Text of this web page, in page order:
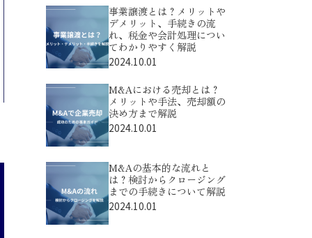
事業譲渡とは？メリットや
デメリット、手続きの流
れ、税金や会計処理につい
てわかりやすく解説
2024.10.01
M&Aにおける売却とは？
メリットや手法、売却額の
決め方まで解説
2024.10.01
M&Aの基本的な流れと
は？検討からクロージング
までの手続きについて解説
2024.10.01